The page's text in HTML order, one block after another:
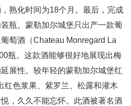
熟化时间为18个月。最后，完成
瓶。蒙勒加尔城堡只出产一款葡
萄酒（Chateau Monregard La
瓶。这款酒能够很好地展现出梅
展性。较年轻的蒙勒加尔城堡红
红色浆果、紫罗兰、松露和灌木
，久久不能忘怀。此酒被著名酒